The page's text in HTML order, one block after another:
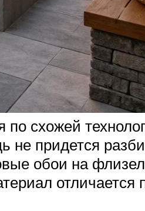
схожей
придется
обои на